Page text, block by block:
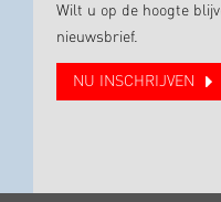
Wilt u op de hoogte
nieuwsbrief.
NU INSCHRIJVEN